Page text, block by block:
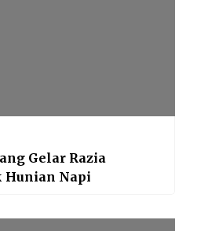
Gelar Razia
Hunian Napi